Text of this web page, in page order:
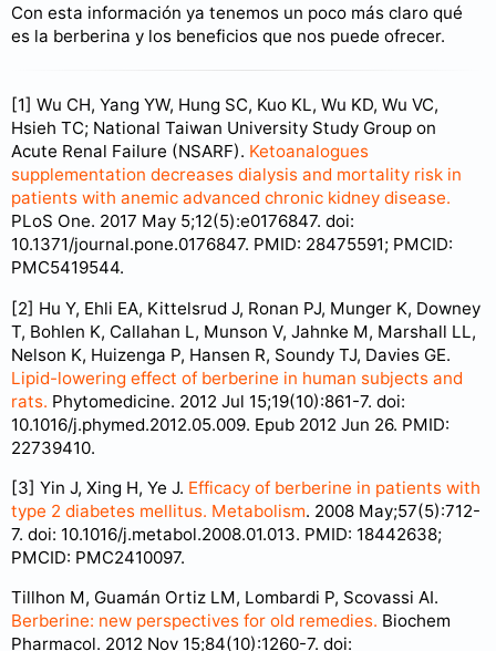
Con esta información ya tenemos un poco más claro qué
es la berberina y los beneficios que nos puede ofrecer.
[1] Wu CH, Yang YW, Hung SC, Kuo KL, Wu KD, Wu VC,
Hsieh TC; National Taiwan University Study Group on
Acute Renal Failure (NSARF). Ketoanalogues
supplementation decreases dialysis and mortality risk in
patients with anemic advanced chronic kidney disease.
PLoS One. 2017 May 5;12(5):e0176847. doi:
10.1371/journal.pone.0176847. PMID: 28475591; PMCID:
PMC5419544.
[2] Hu Y, Ehli EA, Kittelsrud J, Ronan PJ, Munger K, Downey
T, Bohlen K, Callahan L, Munson V, Jahnke M, Marshall LL,
Nelson K, Huizenga P, Hansen R, Soundy TJ, Davies GE.
Lipid-lowering effect of berberine in human subjects and
rats. Phytomedicine. 2012 Jul 15;19(10):861-7. doi:
10.1016/j.phymed.2012.05.009. Epub 2012 Jun 26. PMID:
22739410.
[3] Yin J, Xing H, Ye J. Efficacy of berberine in patients with
type 2 diabetes mellitus. Metabolism. 2008 May;57(5):712-
7. doi: 10.1016/j.metabol.2008.01.013. PMID: 18442638;
PMCID: PMC2410097.
Tillhon M, Guamán Ortiz LM, Lombardi P, Scovassi AI.
Berberine: new perspectives for old remedies. Biochem
Pharmacol. 2012 Nov 15;84(10):1260-7. doi: